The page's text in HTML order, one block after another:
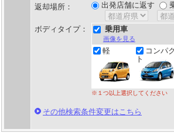
返却場所：
出発店舗に返す
ボディタイプ： 乗用車
画像を見る
軽
コンパク
ト
※１つ以上選択してください
その他検索条件変更はこちら